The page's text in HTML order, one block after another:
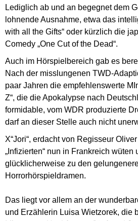
Lediglich ab und an begegnet dem
lohnende Ausnahme, etwa das
with all the Gifts“ oder kürzlich die
Comedy „One Cut of the Dead“.
Auch im Hörspielbereich gab es
Nach der misslungenen TWD-
paar Jahren die empfehlenswerte
Z“, die die Apokalypse nach
formidable, vom WDR produzierte
darf an dieser Stelle auch nicht
X“Jori“, erdacht von Regisseur
„Infizierten“ nun in Frankreich wüten
glücklicherweise zu den
Horrorhörspieldramen.
Das liegt vor allem an der
und Erzählerin Luisa Wietzorek, die